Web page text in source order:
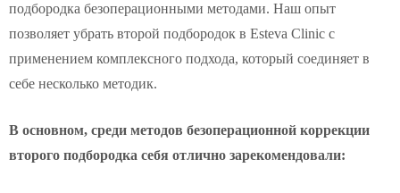
подбородка безоперационными методами. Наш опыт
позволяет убрать второй подбородок в Esteva Clinic с
применением комплексного подхода, который соединяет в
себе несколько методик.
В основном, среди методов безоперационной коррекции
второго подбородка себя отлично зарекомендовали: